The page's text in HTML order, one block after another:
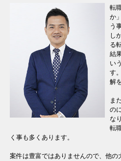
転
か
う
し
る
結
い
す
解
ま
の
な
転
く事も多くあります。
案件は豊富ではありませんので、他